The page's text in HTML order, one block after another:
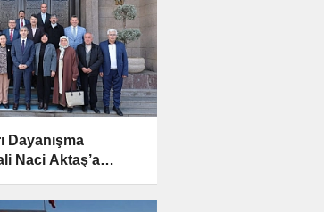
Dayanışma
Naci Aktaş’a